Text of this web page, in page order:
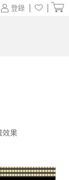
效果
登錄